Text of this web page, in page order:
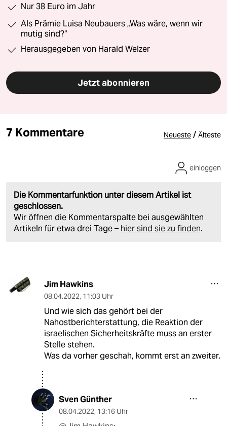
Nur 38 Euro im Jahr
Als Prämie Luisa Neubauers „Was wäre, wenn wir
mutig sind?“
Herausgegeben von Harald Welzer
Jetzt abonnieren
7 Kommentare Neueste / Älteste
Die Kommentarfunktion unter diesem Artikel ist
geschlossen.
Wir öffnen die Kommentarspalte bei ausgewählten
Artikeln für etwa drei Tage – hier sind sie zu finden.
einloggen
Jim Hawkins
08.04.2022, 11:03 Uhr
Und wie sich das gehört bei der
Nahostberichterstattung, die Reaktion der
israelischen Sicherheitskräfte muss an erster
Stelle stehen.
Was da vorher geschah, kommt erst an zweiter.
Sven Günther
08.04.2022, 13:16 Uhr